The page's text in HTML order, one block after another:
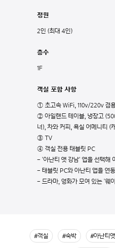
정원
2인 (최대 4인)
층수
1F
객실 포함 사항
① 초고속 WiFi, 110v/220v 겸
② 아일랜드 테이블, 냉장고
너), 차와 커피, 욕실 어메니티 (
③ TV
④ 객실 전용 태블릿 PC
- '아난티 앳 강남' 앱을 선택해
- 태블릿 PC와 아난티 앱을 연
- 드라마, 영화가 모여 있는 '웨
#객실 #숙박 #아난티